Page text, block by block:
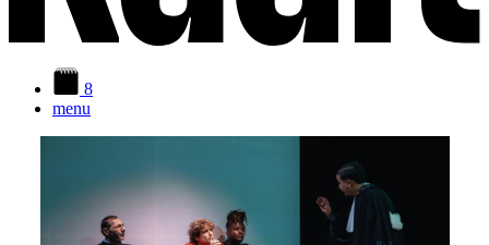
8
menu